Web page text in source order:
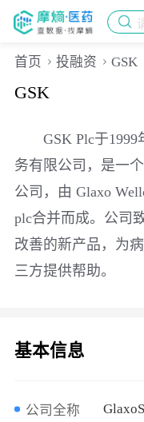
首页 投融资 GSK
GSK
GSK Plc于
务有限公司，是一
公司，由 Glaxo
plc合并而成。公司
改善的新产品，为
三方提供帮助。
基本信息
公司全称